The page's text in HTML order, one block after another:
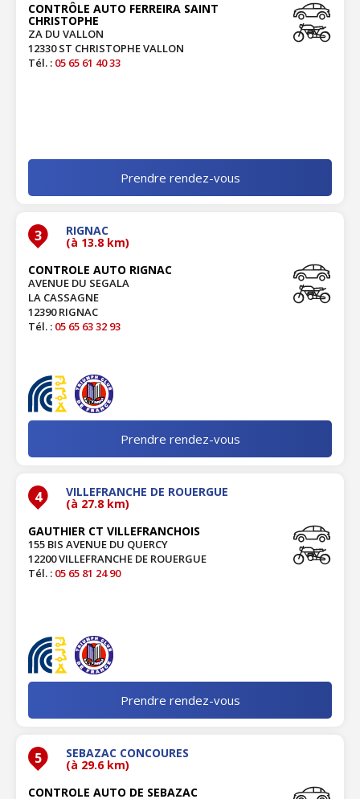
CONTRÔLE AUTO FERREIRA SAINT
CHRISTOPHE
ZA DU VALLON
12330 ST CHRISTOPHE VALLON
Tél. : 05 65 61 40 33
Prendre rendez-vous
3 RIGNAC
(à 13.8 km)
CONTROLE AUTO RIGNAC
AVENUE DU SEGALA
LA CASSAGNE
12390 RIGNAC
Tél. : 05 65 63 32 93
Prendre rendez-vous
4 VILLEFRANCHE DE ROUERGUE
(à 27.8 km)
GAUTHIER CT VILLEFRANCHOIS
155 BIS AVENUE DU QUERCY
12200 VILLEFRANCHE DE ROUERGUE
Tél. : 05 65 81 24 90
Prendre rendez-vous
5 SEBAZAC CONCOURES
(à 29.6 km)
CONTROLE AUTO DE SEBAZAC